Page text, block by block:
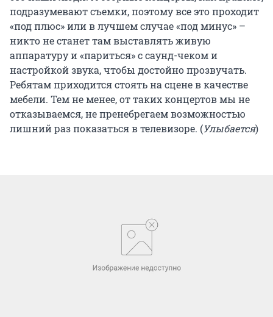
подразумевают съемки, поэтому все это проходит
«под плюс» или в лучшем случае «под минус» –
никто не станет там выставлять живую
аппаратуру и «париться» с саунд-чеком и
настройкой звука, чтобы достойно прозвучать.
Ребятам приходится стоять на сцене в качестве
мебели. Тем не менее, от таких концертов мы не
отказываемся, не пренебрегаем возможностью
лишний раз показаться в телевизоре. (Улыбается)